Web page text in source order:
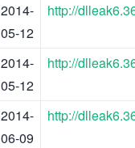
2014-
05-12
http://
2014-
05-12
http://
2014-
06-09
http://